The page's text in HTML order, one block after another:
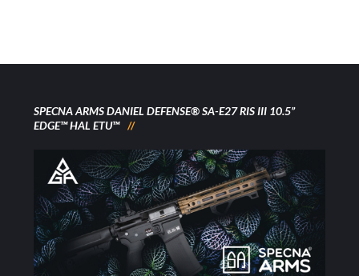
SPECNA ARMS DANIEL DEFENSE® SA-E27 RIS III 10.5”
EDGE™ HAL ETU™